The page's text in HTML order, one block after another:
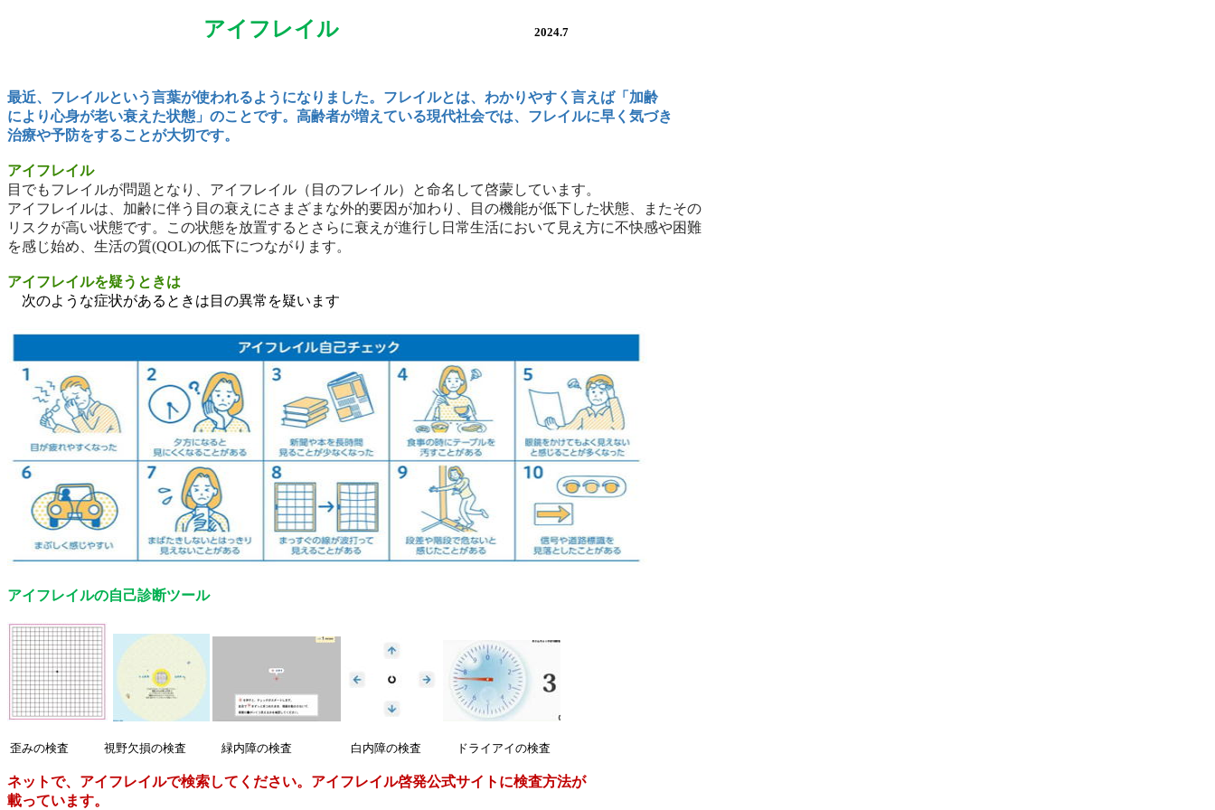
アイフレイル 2024.7
最近、フレイルという言葉が使われるようになりました。フレイルとは、わかりやすく言えば「加齢
により心身が老い衰えた状態」のことです。高齢者が増えている現代社会では、フレイルに早く気づき
治療や予防をすることが大切です。
アイフレイル
目でもフレイルが問題となり、アイフレイル（目のフレイル）と命名して啓蒙しています。
アイフレイルは、加齢に伴う目の衰えにさまざまな外的要因が加わり、目の機能が低下した状態、またその
リスクが高い状態です。この状態を放置するとさらに衰えが進行し日常生活において見え方に不快感や困難
を感じ始め、生活の質(QOL)の低下につながります。
アイフレイルを疑うときは
次のような症状があるときは目の異常を疑います
アイフレイルの自己診断ツール
歪みの検査 視野欠損の検査 緑内障の検査 白内障の検査 ドライアイの検査
ネットで、アイフレイルで検索してください。アイフレイル啓発公式サイトに検査方法が
載っています。